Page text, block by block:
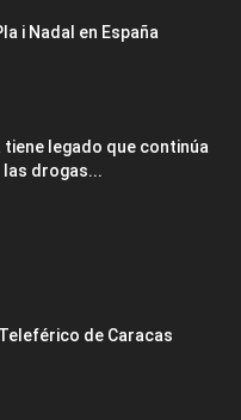
i Nadal en España
tiene legado que continúa
las drogas...
de Caracas